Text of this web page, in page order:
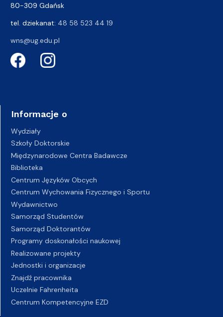
80-309 Gdańsk
tel. dziekanat: 48 58 523 44 19
wns@ug.edu.pl
Informacje o
Wydziały
Szkoły Doktorskie
Międzynarodowe Centra Badawcze
Biblioteka
Centrum Języków Obcych
Centrum Wychowania Fizycznego i Sportu
Wydawnictwo
Samorząd Studentów
Samorząd Doktorantów
Programy doskonałości naukowej
Realizowane projekty
Jednostki i organizacje
Znajdź pracownika
Uczelnie Fahrenheita
Centrum Kompetencyjne EZD